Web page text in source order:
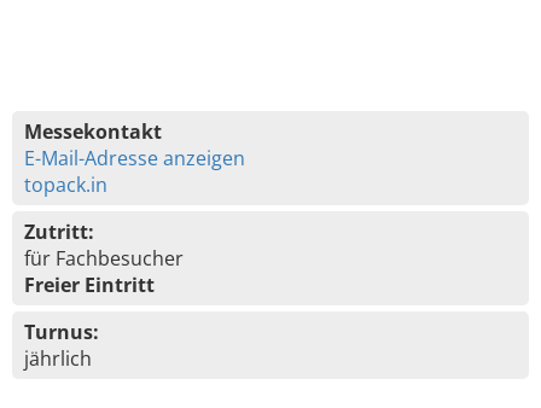
Messekontakt
E-Mail-Adresse anzeigen
topack.in
Zutritt:
für Fachbesucher
Freier Eintritt
Turnus:
jährlich